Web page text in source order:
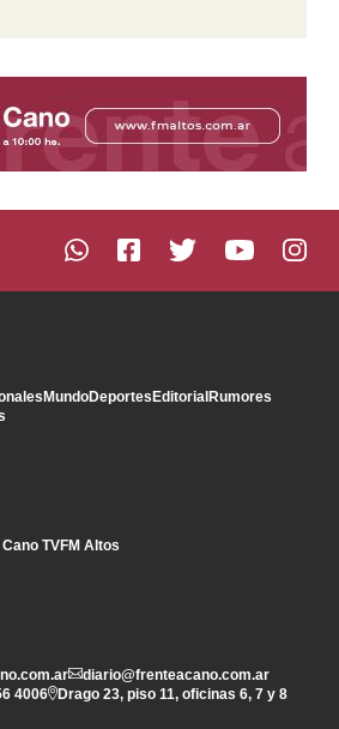
MundoDeportesEditorialRumores
TVFM Altos
diario@frenteacano.com.ar
4006 Drago 23, piso 11, oficinas 6, 7 y 8